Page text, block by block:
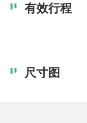
有效行程
尺寸图